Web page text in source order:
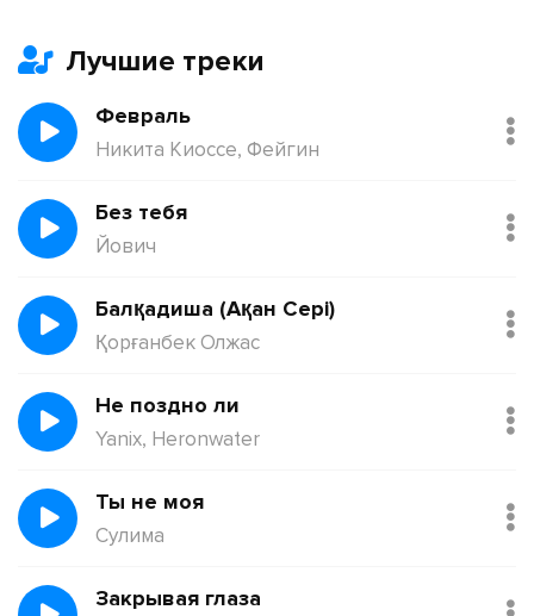
Лучшие треки
Февраль
Никита Киоссе, Фейгин
Без тебя
Йович
Балқадиша (Ақан Сері)
Қорғанбек Олжас
Не поздно ли
Yanix, Heronwater
Ты не моя
Сулима
Закрывая глаза